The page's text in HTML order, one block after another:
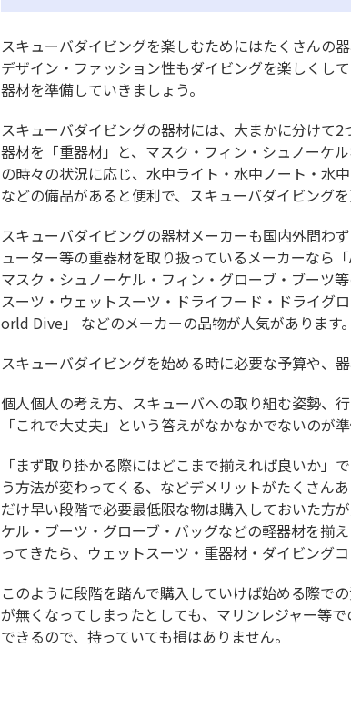
スキューバダイビングを楽しむためにはたくさんの
デザイン・ファッション性もダイビングを楽しくし
器材を準備していきましょう。
スキューバダイビングの器材には、大まかに分けて
器材を「重器材」と、マスク・フィン・シュノーケ
の時々の状況に応じ、水中ライト・水中ノート・水
などの備品があると便利で、スキューバダイビングを
スキューバダイビングの器材メーカーも国内外問わ
ューター等の重器材を取り扱っているメーカーなら
マスク・シュノーケル・フィン・グローブ・ブーツ
スーツ・ウェットスーツ・ドライフード・ドライグ
orld Dive」 などのメーカーの品物が人気があります。
スキューバダイビングを始める時に必要な予算や、
個人個人の考え方、スキューバへの取り組む姿勢、
「これで大丈夫」という答えがなかなかでないのが
「まず取り掛かる際にはどこまで揃えれば良いか
う方法が変わってくる、などデメリットがたくさん
だけ早い段階で必要最低限な物は購入しておいた方
ケル・ブーツ・グローブ・バッグなどの軽器材を揃
ってきたら、ウェットスーツ・重器材・ダイビング
このように段階を踏んで購入していけば始める際で
が無くなってしまったとしても、マリンレジャー等
できるので、持っていても損はありません。